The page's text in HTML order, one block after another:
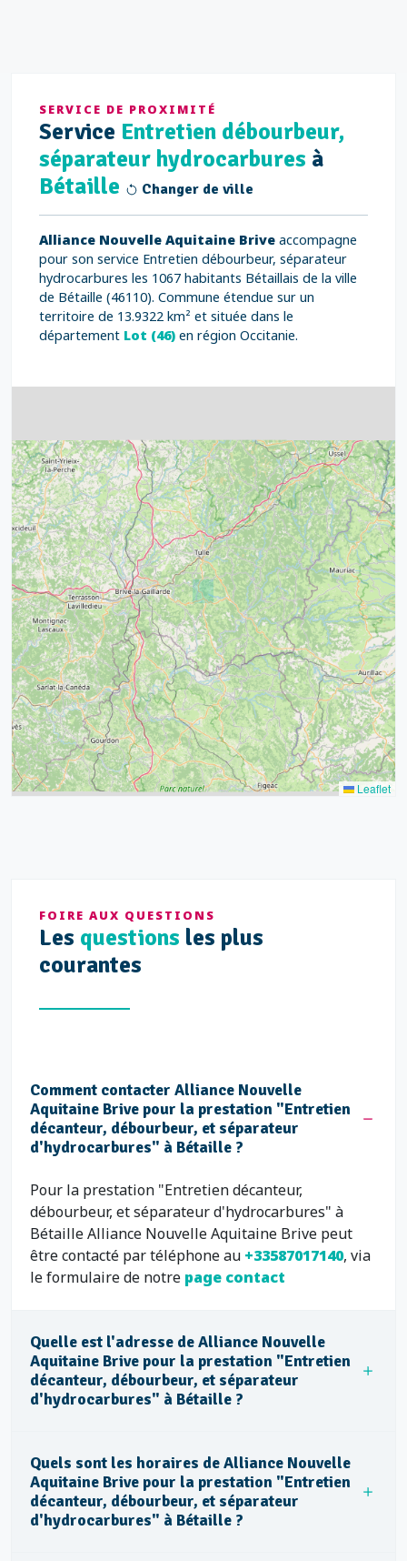
SERVICE DE PROXIMITÉ
Service Entretien débourbeur,
séparateur hydrocarbures à
Bétaille
Changer de ville
Alliance Nouvelle Aquitaine Brive accompagne
pour son service Entretien débourbeur, séparateur
hydrocarbures les 1067 habitants Bétaillais de la ville
de Bétaille (46110). Commune étendue sur un
territoire de 13.9322 km² et située dans le
département Lot (46) en région Occitanie.
4
15
21
14
32
39
52 68
43
Leaflet
FOIRE AUX QUESTIONS
Les questions les plus
courantes
Comment contacter Alliance Nouvelle
Aquitaine Brive pour la prestation "Entretien
décanteur, débourbeur, et séparateur
d'hydrocarbures" à Bétaille ?
Pour la prestation "Entretien décanteur,
débourbeur, et séparateur d'hydrocarbures" à
Bétaille Alliance Nouvelle Aquitaine Brive peut
être contacté par téléphone au +33587017140, via
le formulaire de notre page contact
Quelle est l'adresse de Alliance Nouvelle
Aquitaine Brive pour la prestation "Entretien
décanteur, débourbeur, et séparateur
d'hydrocarbures" à Bétaille ?
Quels sont les horaires de Alliance Nouvelle
Aquitaine Brive pour la prestation "Entretien
décanteur, débourbeur, et séparateur
d'hydrocarbures" à Bétaille ?